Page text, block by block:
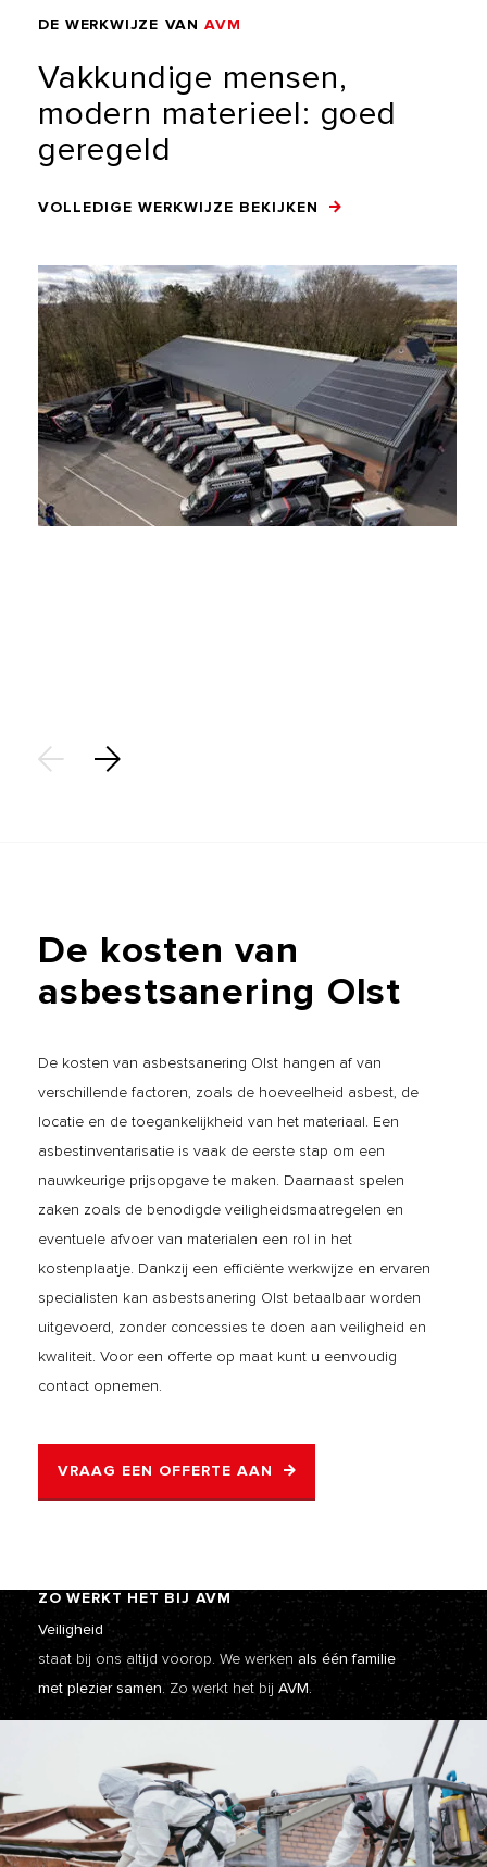
DE WERKWIJZE VAN AVM
Vakkundige mensen,
modern materieel: goed
geregeld
VOLLEDIGE WERKWIJZE BEKIJKEN
De kosten van
asbestsanering Olst
De kosten van asbestsanering Olst hangen af van
verschillende factoren, zoals de hoeveelheid asbest, de
locatie en de toegankelijkheid van het materiaal. Een
asbestinventarisatie is vaak de eerste stap om een
nauwkeurige prijsopgave te maken. Daarnaast spelen
zaken zoals de benodigde veiligheidsmaatregelen en
eventuele afvoer van materialen een rol in het
kostenplaatje. Dankzij een efficiënte werkwijze en ervaren
specialisten kan asbestsanering Olst betaalbaar worden
uitgevoerd, zonder concessies te doen aan veiligheid en
kwaliteit. Voor een offerte op maat kunt u eenvoudig
contact opnemen.
VRAAG EEN OFFERTE AAN
ZO WERKT HET BIJ AVM
Veiligheid
staat bij ons altijd voorop. We werken als één familie
met plezier samen. Zo werkt het bij AVM.